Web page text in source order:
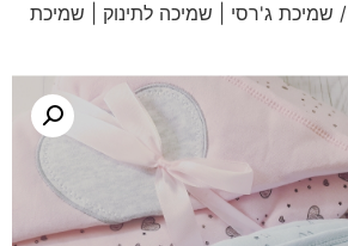
/ שמיכת ג'רסי | שמיכה לתינוק | שמיכת